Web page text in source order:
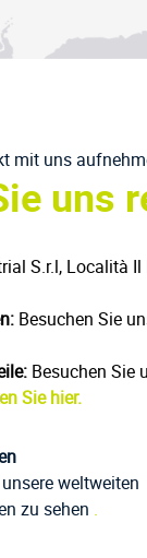
mit uns
uns
S.r.l, Località Il
Besuchen Sie
Besuchen Sie
Sie hier.
weltweiten
zu sehen .